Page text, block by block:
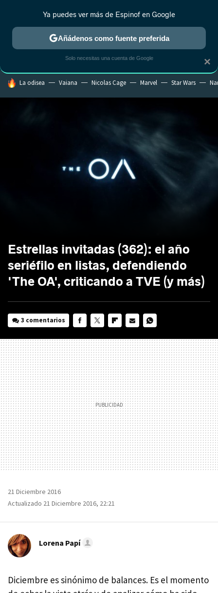
ESTRENOS REALITY ANIME RANKINGS CINE
HOY SE HABLA DE
La odisea Vaiana Nicolas Cage Marvel Star Wars
Estrellas invitadas (362): el año
seriéfilo en listas, defendiendo
'The OA', criticando a TVE (y más)
3 comentarios
MAIL
21 Diciembre 2016
Actualizado 21 Diciembre 2016, 22:21
Lorena Papí
Diciembre es sinónimo de balances. Es el momento
×
Ya puedes ver más de Espinof en Google
Añádenos como fuente preferida
Solo necesitas una cuenta de Google